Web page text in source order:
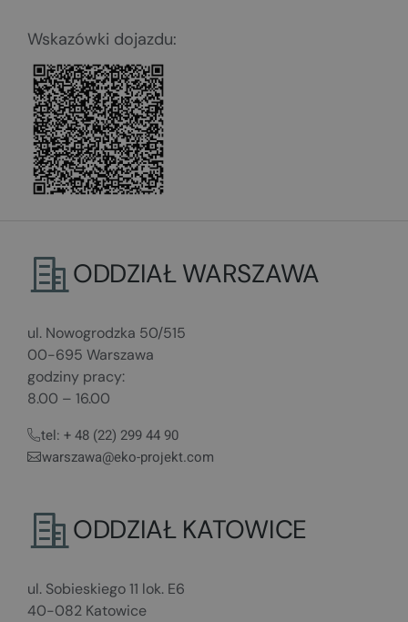
Wskazówki dojazdu:
ODDZIAŁ WARSZAWA
ul. Nowogrodzka 50/515
00-695 Warszawa
godziny pracy:
8.00 – 16.00
tel: + 48 (22) 299 44 90
warszawa@eko-projekt.com
ODDZIAŁ KATOWICE
ul. Sobieskiego 11 lok. E6
40-082 Katowice